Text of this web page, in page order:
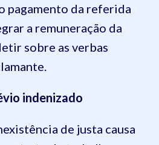
pagamento da referida
a remuneração da
sobre as verbas
indenizado
de justa causa